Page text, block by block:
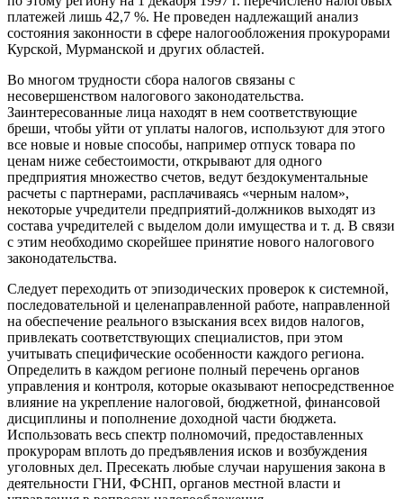
платежей лишь 42,7 %. Не проведен надлежащий анализ
состояния законности в сфере налогообложения прокурорами
Курской, Мурманской и других областей.
Во многом трудности сбора налогов связаны с
несовершенством налогового законодательства.
Заинтересованные лица находят в нем соответствующие
бреши, чтобы уйти от уплаты налогов, используют для этого
все новые и новые способы, например отпуск товара по
ценам ниже себестоимости, открывают для одного
предприятия множество счетов, ведут бездокументальные
расчеты с партнерами, расплачиваясь «черным налом»,
некоторые учредители предприятий-должников выходят из
состава учредителей с выделом доли имущества и т. д. В связи
с этим необходимо скорейшее принятие нового налогового
законодательства.
Следует переходить от эпизодических проверок к системной,
последовательной и целенаправленной работе, направленной
на обеспечение реального взыскания всех видов налогов,
привлекать соответствующих специалистов, при этом
учитывать специфические особенности каждого региона.
Определить в каждом регионе полный перечень органов
управления и контроля, которые оказывают непосредственное
влияние на укрепление налоговой, бюджетной, финансовой
дисциплины и пополнение доходной части бюджета.
Использовать весь спектр полномочий, предоставленных
прокурорам вплоть до предъявления исков и возбуждения
уголовных дел. Пресекать любые случаи нарушения закона в
деятельности ГНИ, ФСНП, органов местной власти и